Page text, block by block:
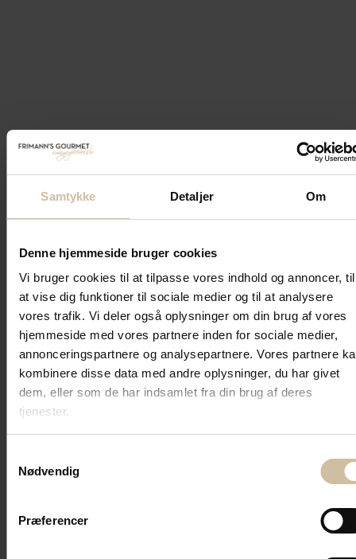
Samtykke Detaljer Om
Denne hjemmeside bruger cookies
Vi bruger cookies til at tilpasse vores indhold og annoncer, til
at vise dig funktioner til sociale medier og til at analysere
vores trafik. Vi deler også oplysninger om din brug af vores
hjemmeside med vores partnere inden for sociale medier,
annonceringspartnere og analysepartnere. Vores partnere
kombinere disse data med andre oplysninger, du har givet
dem, eller som de har indsamlet fra din brug af deres
tjenester.
Nødvendig
Præferencer
Mad ud af huset til
selskaber og fester i
Ishøj og på hele Sjælland
På denne side finder du vores anbefalede menuer og
buffeter, til diverse anledninger. Du kan enten vælge at
se det fulde overblik, eller sortere på den enkelte
anledning og få vist alle de anbefalede menuer og
buffeter til netop denne.
Barnedåb Bryllup
Fødselsdag
Julefrokost
Påskefrokost
Alle